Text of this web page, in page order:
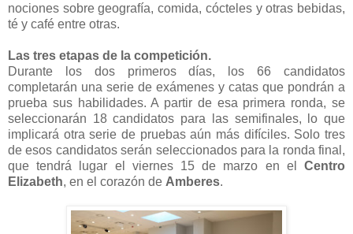
nociones sobre geografía, comida, cócteles y otras bebidas,
té y café entre otras.
Las tres etapas de la competición.
Durante los dos primeros días, los 66 candidatos
completarán una serie de exámenes y catas que pondrán a
prueba sus habilidades. A partir de esa primera ronda, se
seleccionarán 18 candidatos para las semifinales, lo que
implicará otra serie de pruebas aún más difíciles. Solo tres
de esos candidatos serán seleccionados para la ronda final,
que tendrá lugar el viernes 15 de marzo en el Centro
Elizabeth, en el corazón de Amberes.